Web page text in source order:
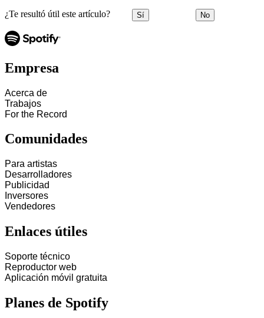
¿Te resultó útil este artículo? Sí No
Empresa
Acerca de
Trabajos
For the Record
Comunidades
Para artistas
Desarrolladores
Publicidad
Inversores
Vendedores
Enlaces útiles
Soporte técnico
Reproductor web
Aplicación móvil gratuita
Planes de Spotify